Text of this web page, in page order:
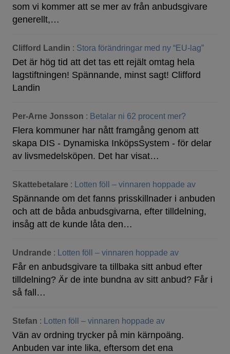
som vi kommer att se mer av från anbudsgivare
generellt,…
Clifford Landin : Stora förändringar med ny “EU-lag”
Det är hög tid att det tas ett rejält omtag hela
lagstiftningen! Spännande, minst sagt! Clifford
Landin
Per-Arne Jonsson : Betalar ni 62 procent mer?
Flera kommuner har nått framgång genom att
skapa DIS - Dynamiska InköpsSystem - för delar
av livsmedelsköpen. Det har visat…
Skattebetalare : Lotten föll – vinnaren hoppade av
Spännande om det fanns prisskillnader i anbuden
och att de båda anbudsgivarna, efter tilldelning,
insåg att de kunde låta den…
Undrande : Lotten föll – vinnaren hoppade av
Får en anbudsgivare ta tillbaka sitt anbud efter
tilldelning? Är de inte bundna av sitt anbud? Får i
så fall…
Stefan : Lotten föll – vinnaren hoppade av
Vän av ordning trycker på min kärnpoäng.
Anbuden var inte lika, eftersom det ena